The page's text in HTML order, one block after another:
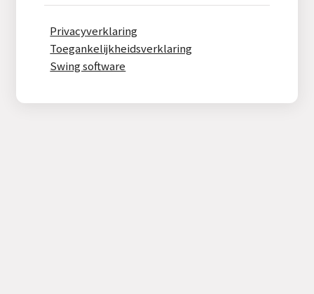
Privacyverklaring
Toegankelijkheidsverklaring
Swing software